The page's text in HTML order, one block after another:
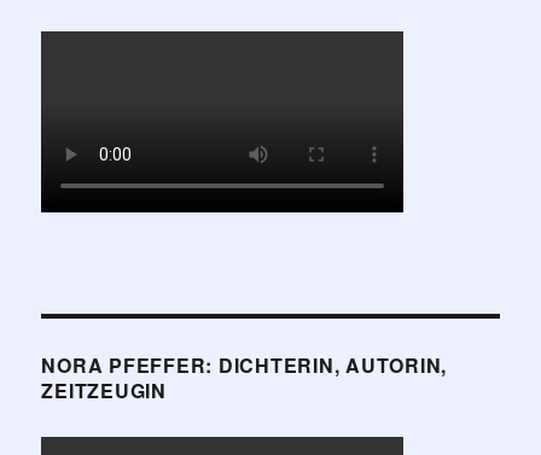
NORA PFEFFER: DICHTERIN, AUTORIN,
ZEITZEUGIN